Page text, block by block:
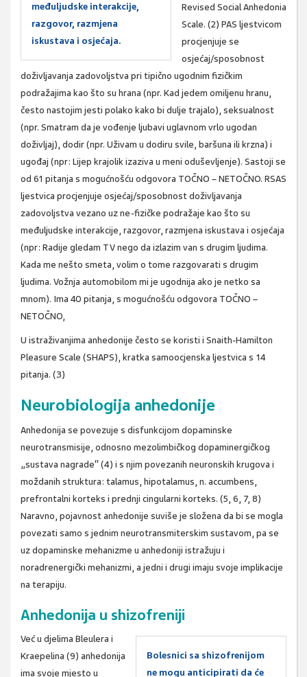
međuljudske interakcije,
razgovor, razmjena
iskustava i osjećaja.
Revised Social Anhedonia
Scale. (2) PAS ljestvicom
procjenjuje se
osjećaj/sposobnost
doživljavanja zadovoljstva pri tipično ugodnim fizičkim
podražajima kao što su hrana (npr. Kad jedem omiljenu hranu,
često nastojim jesti polako kako bi dulje trajalo), seksualnost
(npr. Smatram da je vođenje ljubavi uglavnom vrlo ugodan
doživljaj), dodir (npr. Uživam u dodiru svile, baršuna ili krzna) i
ugođaj (npr: Lijep krajolik izaziva u meni oduševljenje). Sastoji se
od 61 pitanja s mogućnošću odgovora TOČNO – NETOČNO. RSAS
ljestvica procjenjuje osjećaj/sposobnost doživljavanja
zadovoljstva vezano uz ne-fizičke podražaje kao što su
međuljudske interakcije, razgovor, razmjena iskustava i osjećaja
(npr: Radije gledam TV nego da izlazim van s drugim ljudima.
Kada me nešto smeta, volim o tome razgovarati s drugim
ljudima. Vožnja automobilom mi je ugodnija ako je netko sa
mnom). Ima 40 pitanja, s mogućnošću odgovora TOČNO –
NETOČNO,
U istraživanjima anhedonije često se koristi i Snaith-Hamilton
Pleasure Scale (SHAPS), kratka samoocjenska ljestvica s 14
pitanja. (3)
Neurobiologija anhedonije
Anhedonija se povezuje s disfunkcijom dopaminske
neurotransmisije, odnosno mezolimbičkog dopaminergičkog
„sustava nagrade“ (4) i s njim povezanih neuronskih krugova i
moždanih struktura: talamus, hipotalamus, n. accumbens,
prefrontalni korteks i prednji cingularni korteks. (5, 6, 7, 8)
Naravno, pojavnost anhedonije suviše je složena da bi se mogla
povezati samo s jednim neurotransmiterskim sustavom, pa se
uz dopaminske mehanizme u anhedoniji istražuju i
noradrenergički mehanizmi, a jedni i drugi imaju svoje implikacije
na terapiju.
Anhedonija u shizofreniji
Bolesnici sa shizofrenijom
ne mogu anticipirati da će
Već u djelima Bleulera i
Kraepelina (9) anhedonija
ima svoje mjesto u